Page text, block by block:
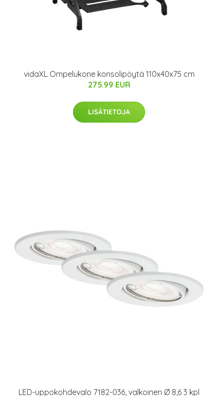
vidaXL Ompelukone konsolipöytä 110x40x75 cm
275.99 EUR
LISÄTIETOJA
LED-uppokohdevalo 7182-036, valkoinen Ø 8,6 3 kpl